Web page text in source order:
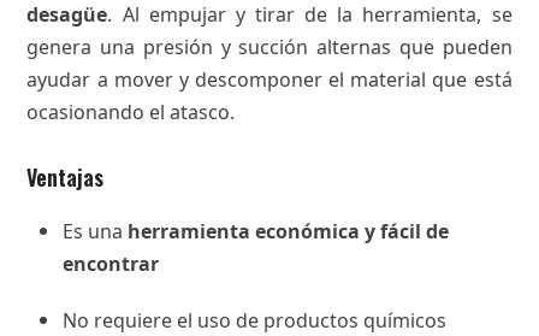
desagüe. Al empujar y tirar de la herramienta, se
genera una presión y succión alternas que pueden
ayudar a mover y descomponer el material que está
ocasionando el atasco.
Ventajas
Es una herramienta económica y fácil de
encontrar
No requiere el uso de productos químicos